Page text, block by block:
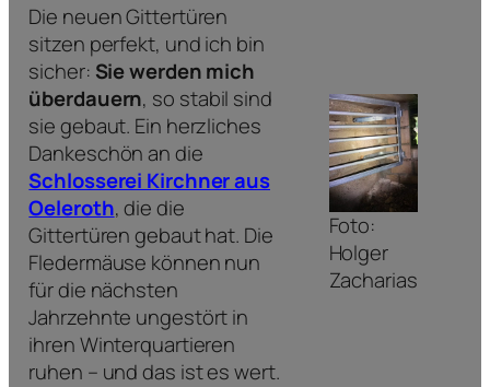
Die neuen Gittertüren
sitzen perfekt, und ich bin
sicher: Sie werden mich
überdauern, so stabil sind
sie gebaut. Ein herzliches
Dankeschön an die
Schlosserei Kirchner aus
Oeleroth, die die
Gittertüren gebaut hat. Die
Fledermäuse können nun
für die nächsten
Jahrzehnte ungestört in
ihren Winterquartieren
ruhen – und das ist es wert.
Foto:
Holger
Zacharias